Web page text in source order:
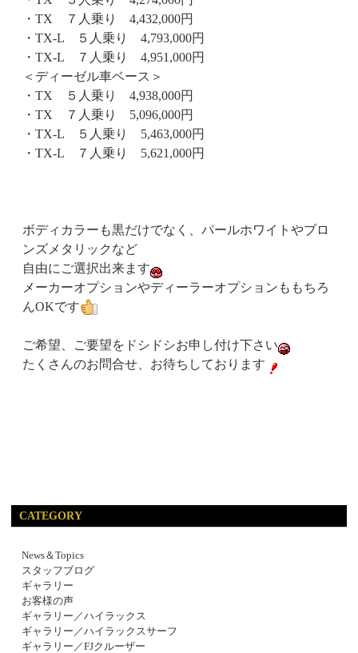
・TX ７人乗り 4,432,000円
・TX-L ５人乗り 4,793,000円
・TX-L ７人乗り 4,951,000円
＜ディーゼル車ベース＞
・TX ５人乗り 4,938,000円
・TX ７人乗り 5,096,000円
・TX-L ５人乗り 5,463,000円
・TX-L ７人乗り 5,621,000円
ボディカラーも黒だけでなく、パールホワイトやブロ
ンズメタリックなど
自由にご選択出来ます
メーカーオプションやディーラーオプションももちろ
んOKです
ご希望、ご要望をドシドシお申し付け下さい
たくさんのお問合せ、お待ちしております
CATEGORY
News＆Topics
スタッフブログ
ギャラリー
お客様の声
ギャラリー／ハイラックス
ギャラリー／ハイラックスサーフ
ギャラリー／FJクルーザー